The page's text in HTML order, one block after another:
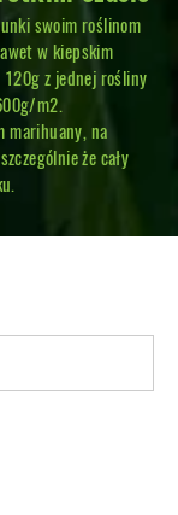
swoim roślinom
w kiepskim
z jednej rośliny
m2.
marihuany, na
że cały